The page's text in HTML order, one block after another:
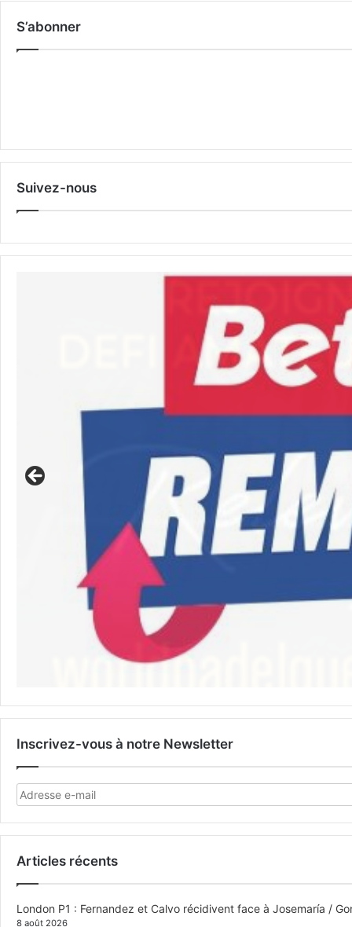
S’abonner
Suivez-nous
Inscrivez-vous à notre Newsletter
Articles récents
London P1 : Fernandez et Calvo récidivent face à Josemaría /
8 août 2026